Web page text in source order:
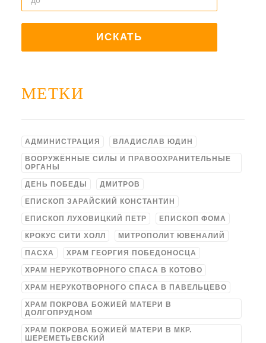
МЕТКИ
АДМИНИСТРАЦИЯ ВЛАДИСЛАВ ЮДИН
ВООРУЖЁННЫЕ СИЛЫ И ПРАВООХРАНИТЕЛЬНЫЕ
ОРГАНЫ
ДЕНЬ ПОБЕДЫ ДМИТРОВ
ЕПИСКОП ЗАРАЙСКИЙ КОНСТАНТИН
ЕПИСКОП ЛУХОВИЦКИЙ ПЕТР ЕПИСКОП ФОМА
КРОКУС СИТИ ХОЛЛ МИТРОПОЛИТ ЮВЕНАЛИЙ
ПАСХА ХРАМ ГЕОРГИЯ ПОБЕДОНОСЦА
ХРАМ НЕРУКОТВОРНОГО СПАСА В КОТОВО
ХРАМ НЕРУКОТВОРНОГО СПАСА В ПАВЕЛЬЦЕВО
ХРАМ ПОКРОВА БОЖИЕЙ МАТЕРИ В
ДОЛГОПРУДНОМ
ХРАМ ПОКРОВА БОЖИЕЙ МАТЕРИ В МКР.
ШЕРЕМЕТЬЕВСКИЙ